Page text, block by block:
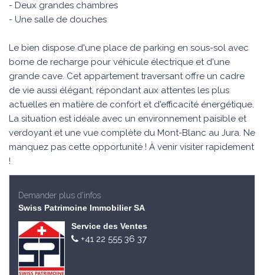
- Deux grandes chambres
- Une salle de douches
Le bien dispose d'une place de parking en sous-sol avec
borne de recharge pour véhicule électrique et d'une
grande cave. Cet appartement traversant offre un cadre
de vie aussi élégant, répondant aux attentes les plus
actuelles en matière de confort et d'efficacité énergétique.
La situation est idéale avec un environnement paisible et
verdoyant et une vue complète du Mont-Blanc au Jura. Ne
manquez pas cette opportunité ! À venir visiter rapidement
!
Demander plus d'infos
Swiss Patrimoine Immobilier SA
Service des Ventes
+41 22 555 36 37